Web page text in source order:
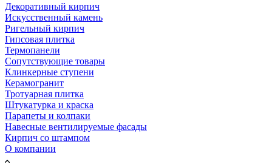
Декоративный кирпич
Искусственный камень
Ригельный кирпич
Гипсовая плитка
Термопанели
Сопутствующие товары
Клинкерные ступени
Керамогранит
Тротуарная плитка
Штукатурка и краска
Парапеты и колпаки
Навесные вентилируемые фасады
Кирпич со штампом
О компании